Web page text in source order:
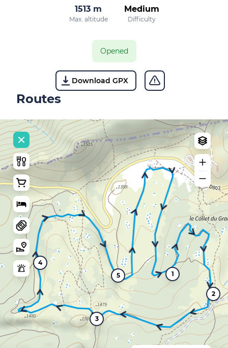
1513 m
Max. altitude
Medium
Difficulty
Opened
Download GPX
Routes
1
2
3
4
5